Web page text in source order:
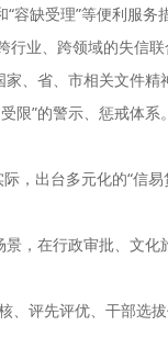
容缺受理”等便利服
业、跨领域的失信
、省、市相关文件
”的警示、惩戒体系。
，出台多元化的“信
，在行政审批、文
、评先评优、干部选